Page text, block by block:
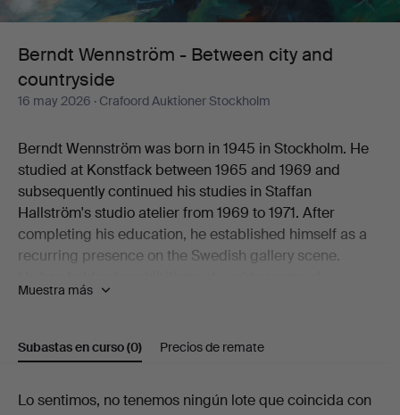
city
and
countryside
Berndt Wennström - Between city and
countryside
16 may 2026 · Crafoord Auktioner Stockholm
Berndt Wennström was born in 1945 in Stockholm. He
studied at Konstfack between 1965 and 1969 and
subsequently continued his studies in Staffan
Hallström's studio atelier from 1969 to 1971. After
completing his education, he established himself as a
recurring presence on the Swedish gallery scene.
galleries, including Flamenska Galleriet, Säfstaholms
Galleri Uddenberg, Galleri Nord, Oskarshamns
Konstförening, Galleri Holm, Galleri 33, Litografiska
Konstnärshuset, Galleri Axlund, Galleri Aix,
Muestra más
Subastas en curso(0) Precios de remate
Subastas
Lo sentimos, no tenemos ningún lote que coincida con